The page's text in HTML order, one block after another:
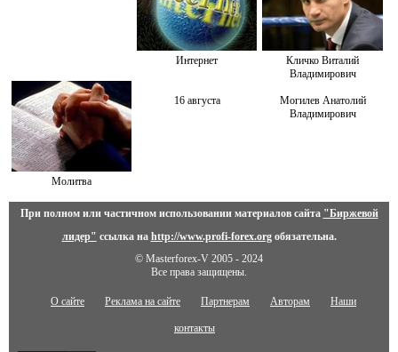
Интернет
Кличко Виталий
Владимирович
Молитва
16 августа
Могилев Анатолий
Владимирович
При полном или частичном использовании материалов сайта "Биржевой
лидер" ссылка на http://www.profi-forex.orgобязательна.
© Masterforex-V 2005 - 2024
Все права защищены.
О сайте Реклама на сайте Партнерам Авторам Наши
контакты